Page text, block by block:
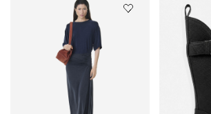
Сумки и аксессуары